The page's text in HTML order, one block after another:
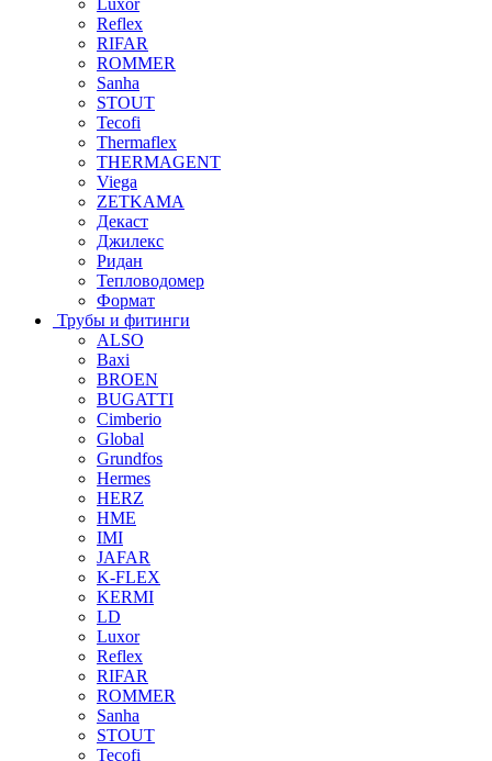
Reflex
RIFAR
ROMMER
Sanha
STOUT
Tecofi
Thermaflex
THERMAGENT
Viega
ZETKAMA
Декаст
Джилекс
Ридан
Тепловодомер
Формат
Трубы и фитинги
ALSO
Baxi
BROEN
BUGATTI
Cimberio
Global
Grundfos
Hermes
HERZ
HME
IMI
JAFAR
K-FLEX
KERMI
LD
Luxor
Reflex
RIFAR
ROMMER
Sanha
STOUT
Tecofi